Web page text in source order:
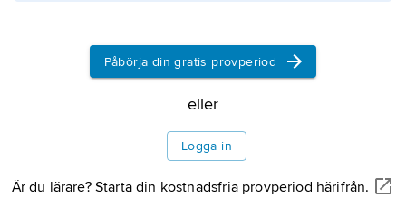
Information om artikeln
Påbörja din gratis provperiod
eller
Logga in
Är du lärare? Starta din kostnadsfria provperiod härifrån.